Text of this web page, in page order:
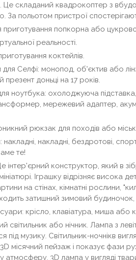
Це складаний квадрокоптер з
За польотом пристрої
приготування попкорна або
реальності.
коктейлів.
Селфі: монопод, об'єктив або
презент доньці на 17 років.
ноутбука: охолоджуюча
мережевий адаптер,
рюкзак для походів або
накладні, бездротові,
те!
інтер'єрний конструктор, який в
Іграшку відрізняє висока
на стінах, кімнатні рослини,
затишний зимовий будиночок,
крісло, клавіатура, миша або
світильник або нічник. Лампа з
під музику. Світильник-ночнікв
місячний пейзаж і показує фази
атмосферу. 3D лампа у вигляді